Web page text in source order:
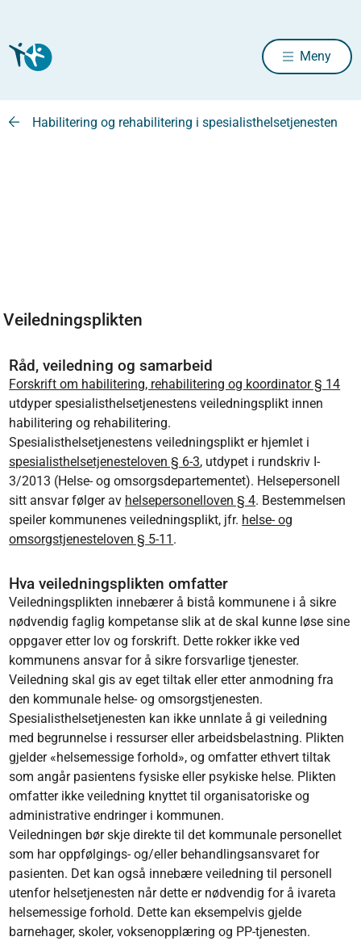
Meny
Habilitering og rehabilitering i spesialisthelsetjenesten
Veiledningsplikten
Råd, veiledning og samarbeid
Forskrift om habilitering, rehabilitering og koordinator § 14
utdyper spesialisthelsetjenestens veiledningsplikt innen
habilitering og rehabilitering.
Spesialisthelsetjenestens veiledningsplikt er hjemlet i
spesialisthelsetjenesteloven § 6-3, utdypet i rundskriv I-
3/2013 (Helse- og omsorgsdepartementet). Helsepersonell
sitt ansvar følger av helsepersonelloven § 4. Bestemmelsen
speiler kommunenes veiledningsplikt, jfr. helse- og
omsorgstjenesteloven § 5-11 .
Hva veiledningsplikten omfatter
Veiledningsplikten innebærer å bistå kommunene i å sikre
nødvendig faglig kompetanse slik at de skal kunne løse sine
oppgaver etter lov og forskrift. Dette rokker ikke ved
kommunens ansvar for å sikre forsvarlige tjenester.
Veiledning skal gis av eget tiltak eller etter anmodning fra
den kommunale helse- og omsorgstjenesten.
Spesialisthelsetjenesten kan ikke unnlate å gi veiledning
med begrunnelse i ressurser eller arbeidsbelastning. Plikten
gjelder «helsemessige forhold», og omfatter ethvert tiltak
som angår pasientens fysiske eller psykiske helse. Plikten
omfatter ikke veiledning knyttet til organisatoriske og
administrative endringer i kommunen.
Veiledningen bør skje direkte til det kommunale personellet
som har oppfølgings- og/eller behandlingsansvaret for
pasienten. Det kan også innebære veiledning til personell
utenfor helsetjenesten når dette er nødvendig for å ivareta
helsemessige forhold. Dette kan eksempelvis gjelde
barnehager, skoler, voksenopplæring og PP-tjenesten.